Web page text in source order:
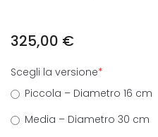
325,00 €
Scegli la versione*
Piccola – Diametro 16 cm
Media – Diametro 30 cm